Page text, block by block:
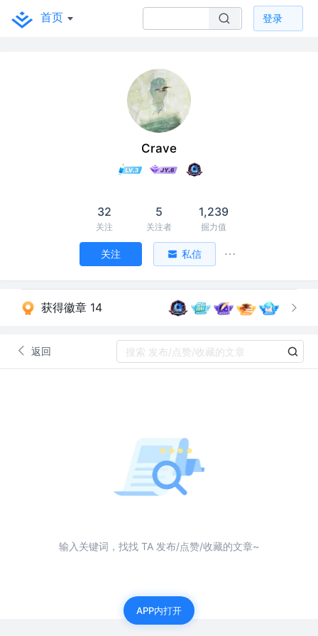
首页 登录
Crave
32
关注
5
关注者
1,239
掘力值
关注 私信
获得徽章 14
返回
输入关键词，找找 TA 发布/点赞/收藏的文章~
APP内打开